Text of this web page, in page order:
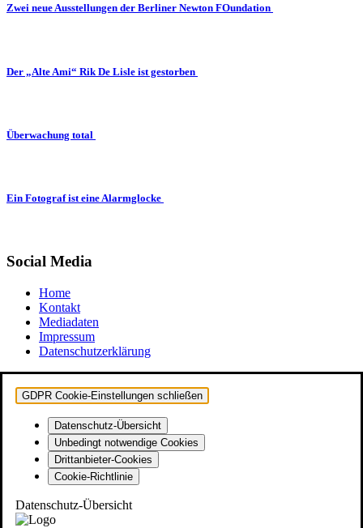
Zwei neue Ausstellungen der Berliner Newton FOundation
Der „Alte Ami“ Rik De Lisle ist gestorben
Überwachung total
Ein Fotograf ist eine Alarmglocke
Social Media
Home
Kontakt
Mediadaten
Impressum
Datenschutzerklärung
GDPR Cookie-Einstellungen schließen
Datenschutz-Übersicht
Unbedingt notwendige Cookies
Drittanbieter-Cookies
Cookie-Richtlinie
Datenschutz-Übersicht